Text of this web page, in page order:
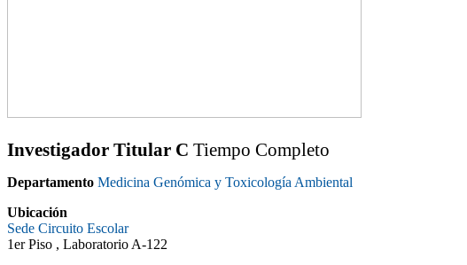
Investigador Titular C Tiempo Completo
Departamento Medicina Genómica y Toxicología Ambiental
Ubicación
Sede Circuito Escolar
1er Piso , Laboratorio A-122